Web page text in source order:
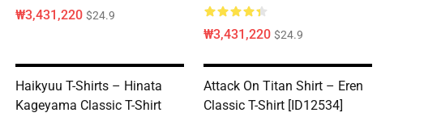
₩3,431,220 $24.9
₩3,431,220 $24.9
Haikyuu T-Shirts – Hinata
Kageyama Classic T-Shirt
Attack On Titan Shirt – Eren
Classic T-Shirt [ID12534]